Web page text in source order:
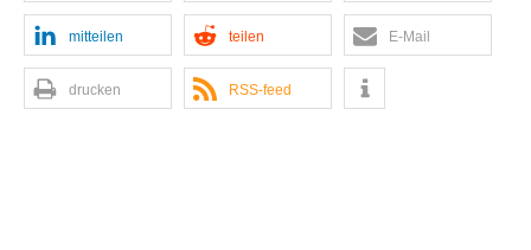
mitteilen teilen E-Mail
drucken RSS-feed